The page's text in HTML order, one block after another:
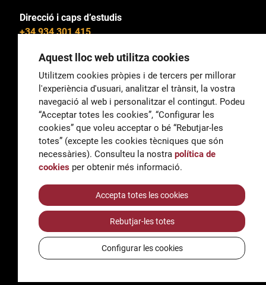
Direcció i caps d’estudis
+34 934 301 415
General
correu@escoladeltreball.org
Informació
informacio@escoladeltreball.org
AccessibilitatAvís legal i Política de Privacitat
Política de cookies
Crèdits
Aquest lloc web utilitza cookies
Utilitzem cookies pròpies i de tercers per millorar
l'experiència d'usuari, analitzar el trànsit, la vostra
navegació al web i personalitzar el contingut. Podeu
“Acceptar totes les cookies”, “Configurar les
cookies” que voleu acceptar o bé “Rebutjar-les
totes” (excepte les cookies tècniques que són
necessàries). Consulteu la nostra política de
cookies per obtenir més informació.
Accepta totes les cookies
Rebutjar-les totes
Configurar les cookies